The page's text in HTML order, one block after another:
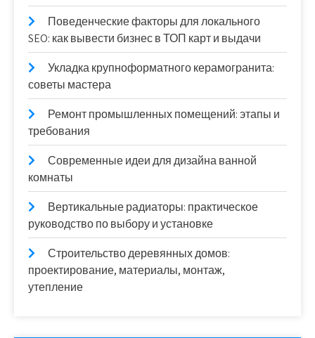
Поведенческие факторы для локального
SEO: как вывести бизнес в ТОП карт и выдачи
Укладка крупноформатного керамогранита:
советы мастера
Ремонт промышленных помещений: этапы и
требования
Современные идеи для дизайна ванной
комнаты
Вертикальные радиаторы: практическое
руководство по выбору и установке
Строительство деревянных домов:
проектирование, материалы, монтаж,
утепление